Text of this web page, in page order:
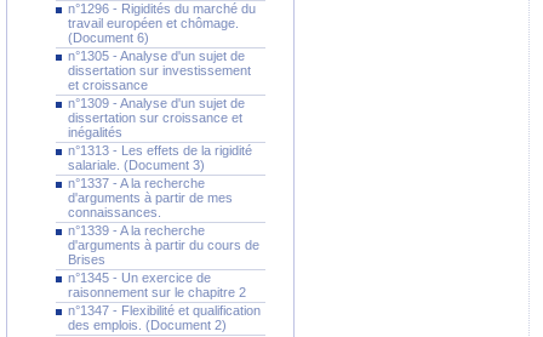
n°1296 - Rigidités du marché du
travail européen et chômage.
(Document 6)
n°1305 - Analyse d'un sujet de
dissertation sur investissement
et croissance
n°1309 - Analyse d'un sujet de
dissertation sur croissance et
inégalités
n°1313 - Les effets de la rigidité
salariale. (Document 3)
n°1337 - A la recherche
d'arguments à partir de mes
connaissances.
n°1339 - A la recherche
d'arguments à partir du cours de
Brises
n°1345 - Un exercice de
raisonnement sur le chapitre 2
n°1347 - Flexibilité et qualification
des emplois. (Document 2)